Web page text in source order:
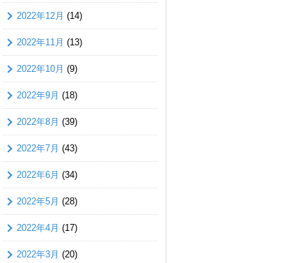
2022年12月 (14)
2022年11月 (13)
2022年10月 (9)
2022年9月 (18)
2022年8月 (39)
2022年7月 (43)
2022年6月 (34)
2022年5月 (28)
2022年4月 (17)
2022年3月 (20)